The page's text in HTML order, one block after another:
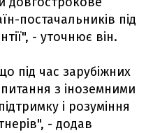
постачальників під
- уточнює він.
під час зарубіжних
з іноземними
і розуміння
- додав